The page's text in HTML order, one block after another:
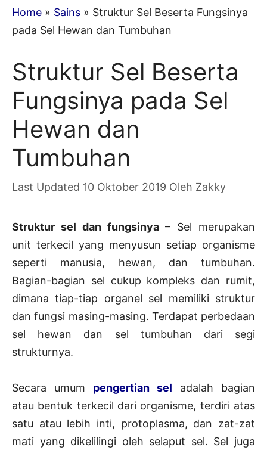
Home » Sains » Struktur Sel Beserta Fungsinya
pada Sel Hewan dan Tumbuhan
Struktur Sel Beserta
Fungsinya pada Sel
Hewan dan
Tumbuhan
10 Oktober 2019 Oleh Zakky
Struktur sel dan fungsinya – Sel merupakan
unit terkecil yang menyusun setiap organisme
seperti manusia, hewan, dan tumbuhan.
Bagian-bagian sel cukup kompleks dan rumit,
dimana tiap-tiap organel sel memiliki struktur
dan fungsi masing-masing. Terdapat perbedaan
sel hewan dan sel tumbuhan dari segi
strukturnya.
Secara umum pengertian sel adalah bagian
atau bentuk terkecil dari organisme, terdiri atas
satu atau lebih inti, protoplasma, dan zat-zat
mati yang dikelilingi oleh selaput sel. Sel juga